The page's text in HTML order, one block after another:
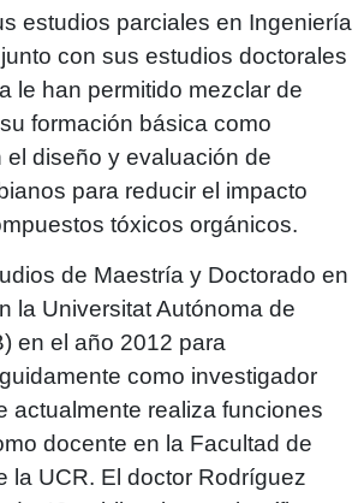
estudios parciales en Ingeniería
con sus estudios doctorales
le han permitido mezclar de
formación básica como
el diseño y evaluación de
para reducir el impacto
tóxicos orgánicos.
de Maestría y Doctorado en
la Universitat Autónoma de
en el año 2012 para
como investigador
actualmente realiza funciones
docente en la Facultad de
la UCR. El doctor Rodríguez